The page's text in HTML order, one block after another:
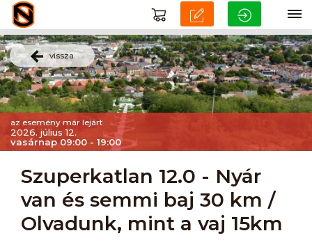
vissza
az esemény már lejárt
2026. július 12.
vasárnap 09:00 - 19:00
Szuperkatlan 12.0 - Nyár
van és semmi baj 30 km /
Olvadunk, mint a vaj 15km